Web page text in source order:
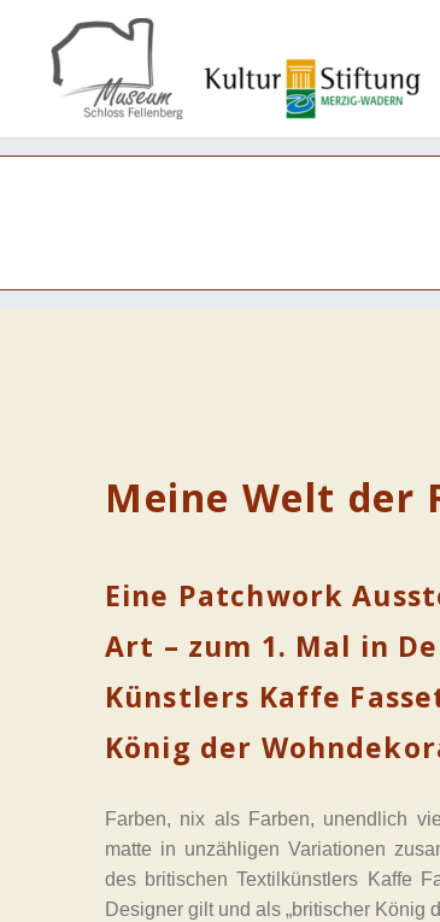
Meine Welt der
Eine Patchwork
Art – zum 1. Mal in
Künstlers Kaffe
König der
Farben, nix als Farben, unendlich
matte in unzähligen Variationen
des britischen Textilkünstlers Kaffe
Designer gilt und als „britischer König